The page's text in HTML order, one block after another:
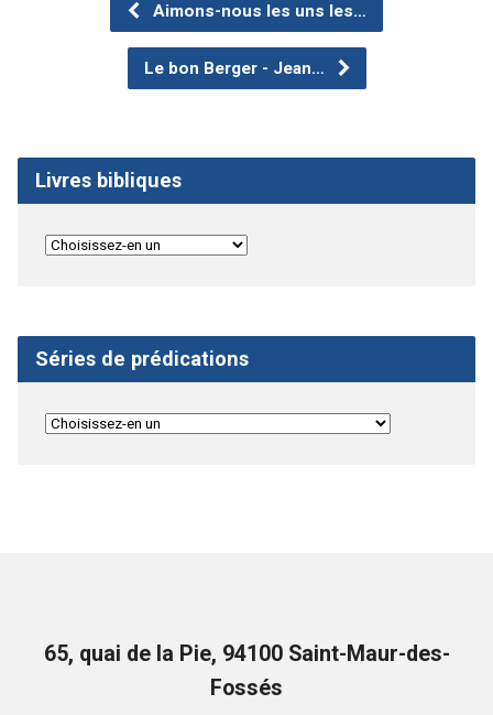
Aimons-nous les uns les…
Le bon Berger - Jean…
Livres bibliques
Séries de prédications
65, quai de la Pie, 94100 Saint-Maur-des-
Fossés